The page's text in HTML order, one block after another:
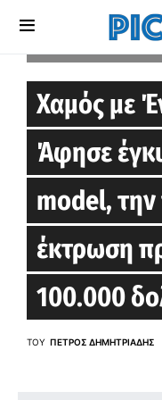
Χαμός με
Άφησε
model, την
έκτρωση
100.000
ΤΟΥ ΠΈΤΡΟΣ ΔΗΜΗΤΡΙΆΔΗΣ